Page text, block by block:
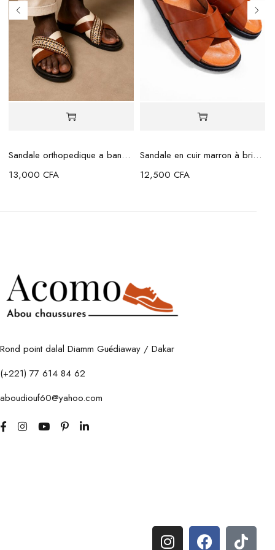
Sandale orthopedique a bande marron beige
13,000 CFA
Sandale en cuir marron à brides croisées
12,500 CFA
Rond point dalal Diamm Guédiaway / Dakar
(+221) 77 614 84 62
aboudiouf60@yahoo.com